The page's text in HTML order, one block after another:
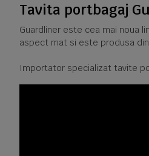
Tavita portbagaj
Guardliner este cea mai noua
aspect mat si este produsa
Importator specializat tavite